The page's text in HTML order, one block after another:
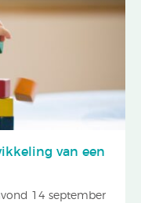
van een
14 september